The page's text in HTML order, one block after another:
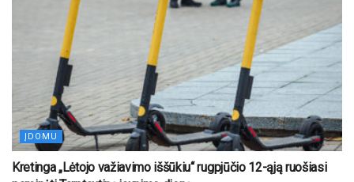
ĮDOMU
Kretinga „Lėtojo važiavimo iššūkiu“ rugpjūčio 12-ąją ruošiasi